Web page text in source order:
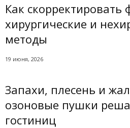
Как скорректировать
хирургические и
методы
19 июня, 2026
Запахи, плесень и
озоновые пушки
гостиниц